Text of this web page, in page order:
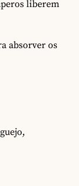
liberem
absorver os